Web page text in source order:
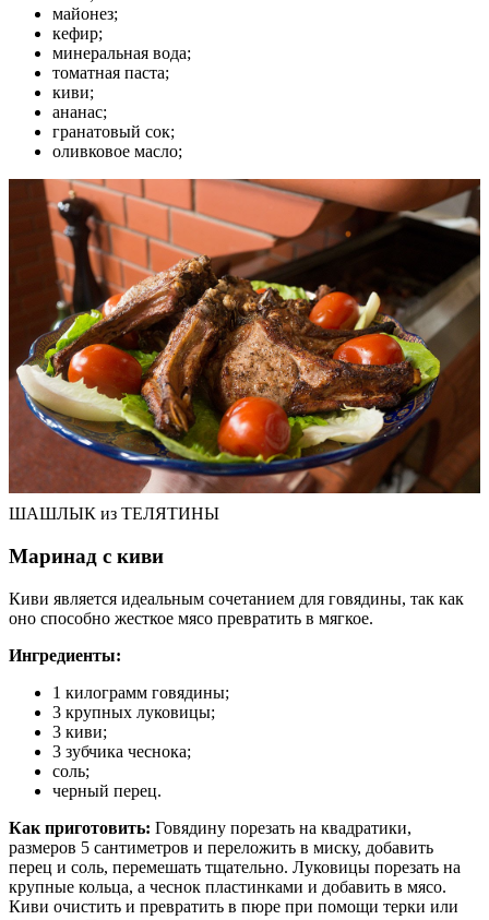
майонез;
кефир;
минеральная вода;
томатная паста;
киви;
ананас;
гранатовый сок;
оливковое масло;
ШАШЛЫК из ТЕЛЯТИНЫ
Маринад с киви
Киви является идеальным сочетанием для говядины, так как
оно способно жесткое мясо превратить в мягкое.
Ингредиенты:
1 килограмм говядины;
3 крупных луковицы;
3 киви;
3 зубчика чеснока;
соль;
черный перец.
Как приготовить: Говядину порезать на квадратики,
размеров 5 сантиметров и переложить в миску, добавить
перец и соль, перемешать тщательно. Луковицы порезать на
крупные кольца, а чеснок пластинками и добавить в мясо.
Киви очистить и превратить в пюре при помощи терки или